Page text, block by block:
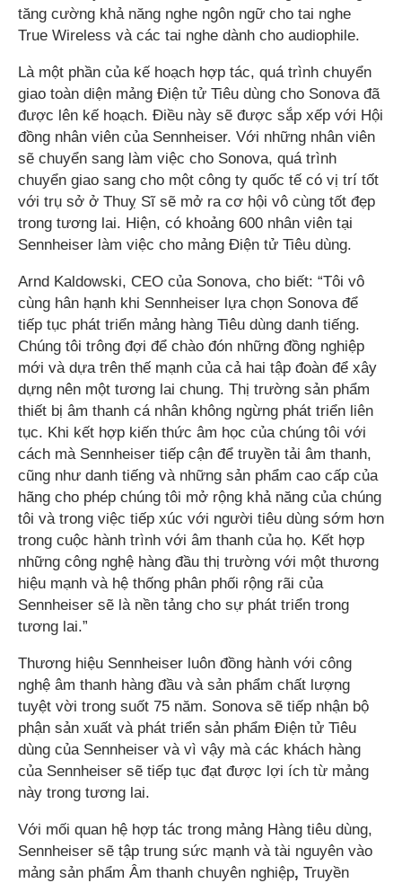
tăng cường khả năng nghe ngôn ngữ cho tai nghe
True Wireless và các tai nghe dành cho audiophile.
Là một phần của kế hoạch hợp tác, quá trình chuyển
giao toàn diện mảng Điện tử Tiêu dùng cho Sonova đã
được lên kế hoạch. Điều này sẽ được sắp xếp với Hội
đồng nhân viên của Sennheiser. Với những nhân viên
sẽ chuyển sang làm việc cho Sonova, quá trình
chuyển giao sang cho một công ty quốc tế có vị trí tốt
với trụ sở ở Thuỵ Sĩ sẽ mở ra cơ hội vô cùng tốt đẹp
trong tương lai. Hiện, có khoảng 600 nhân viên tại
Sennheiser làm việc cho mảng Điện tử Tiêu dùng.
Arnd Kaldowski, CEO của Sonova, cho biết: “Tôi vô
cùng hân hạnh khi Sennheiser lựa chọn Sonova để
tiếp tục phát triển mảng hàng Tiêu dùng danh tiếng.
Chúng tôi trông đợi để chào đón những đồng nghiệp
mới và dựa trên thế mạnh của cả hai tập đoàn để xây
dựng nên một tương lai chung. Thị trường sản phẩm
thiết bị âm thanh cá nhân không ngừng phát triển liên
tục. Khi kết hợp kiến thức âm học của chúng tôi với
cách mà Sennheiser tiếp cận để truyền tải âm thanh,
cũng như danh tiếng và những sản phẩm cao cấp của
hãng cho phép chúng tôi mở rộng khả năng của chúng
tôi và trong việc tiếp xúc với người tiêu dùng sớm hơn
trong cuộc hành trình với âm thanh của họ. Kết hợp
những công nghệ hàng đầu thị trường với một thương
hiệu mạnh và hệ thống phân phối rộng rãi của
Sennheiser sẽ là nền tảng cho sự phát triển trong
tương lai.”
Thương hiệu Sennheiser luôn đồng hành với công
nghệ âm thanh hàng đầu và sản phẩm chất lượng
tuyệt vời trong suốt 75 năm. Sonova sẽ tiếp nhận bộ
phận sản xuất và phát triển sản phẩm Điện tử Tiêu
dùng của Sennheiser và vì vậy mà các khách hàng
của Sennheiser sẽ tiếp tục đạt được lợi ích từ mảng
này trong tương lai.
Với mối quan hệ hợp tác trong mảng Hàng tiêu dùng,
Sennheiser sẽ tập trung sức mạnh và tài nguyên vào
mảng sản phẩm Âm thanh chuyên nghiệp, Truyền